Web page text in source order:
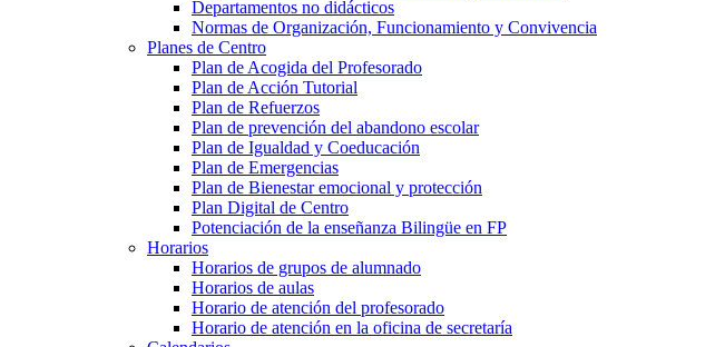
Departamentos no didácticos
Normas de Organización, Funcionamiento y Convivencia
Planes de Centro
Plan de Acogida del Profesorado
Plan de Acción Tutorial
Plan de Refuerzos
Plan de prevención del abandono escolar
Plan de Igualdad y Coeducación
Plan de Emergencias
Plan de Bienestar emocional y protección
Plan Digital de Centro
Potenciación de la enseñanza Bilingüe en FP
Horarios
Horarios de grupos de alumnado
Horarios de aulas
Horario de atención del profesorado
Horario de atención en la oficina de secretaría